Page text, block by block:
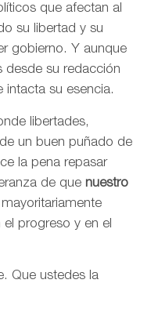
que afectan al
su libertad y su
gobierno. Y aunque
desde su redacción
intacta su esencia.
libertades,
un buen puñado de
la pena repasar
de que nuestro
progreso y en el
Que ustedes la